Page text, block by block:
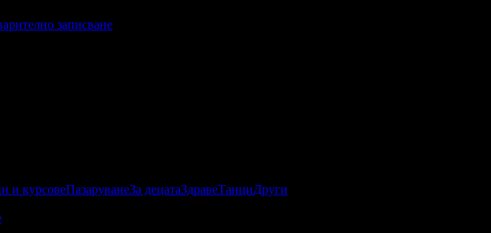
записване
и курсовеПазаруванеЗа децатаЗдравеТанциДруги